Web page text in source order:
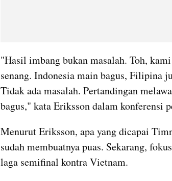
"Hasil imbang bukan masalah. Toh,
senang. Indonesia main bagus, Filipina
Tidak ada masalah. Pertandingan
bagus," kata Eriksson dalam konferensi
Menurut Eriksson, apa yang dicapai
sudah membuatnya puas. Sekarang,
laga semifinal kontra Vietnam.